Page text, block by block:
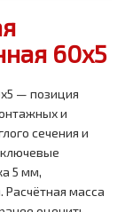
60x5
— позиция
и
сечения и
5 мм,
масса